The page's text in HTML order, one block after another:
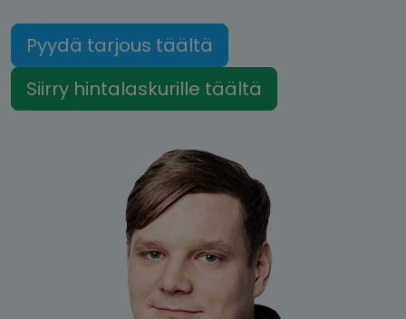
Pyydä tarjous täältä
Siirry hintalaskurille täältä